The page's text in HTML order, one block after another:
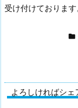
受け付けております

よろしければシ